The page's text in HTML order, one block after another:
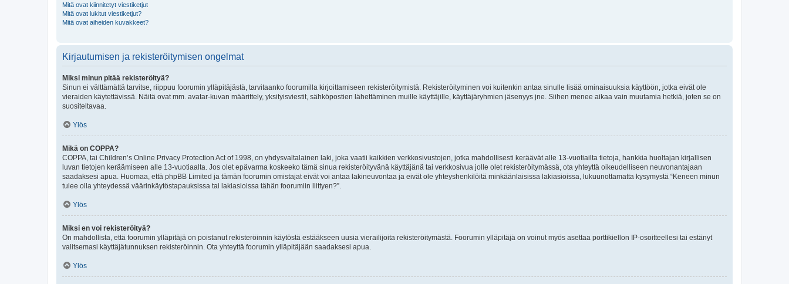
Mitä ovat kiinnitetyt viestiketjut
Mitä ovat lukitut viestiketjut?
Mitä ovat aiheiden kuvakkeet?
Kirjautumisen ja rekisteröitymisen ongelmat
Miksi minun pitää rekisteröityä?
Sinun ei välttämättä tarvitse, riippuu foorumin ylläpitäjästä, tarvitaanko foorumilla kirjoittamiseen rekisteröitymistä. Rekisteröityminen voi kuitenkin antaa sinulle lisää ominaisuuksia käyttöön, jotka eivät ole
vieraiden käytettävissä. Näitä ovat mm. avatar-kuvan määrittely, yksityisviestit, sähköpostien lähettäminen muille käyttäjille, käyttäjäryhmien jäsenyys jne. Siihen menee aikaa vain muutamia hetkiä, joten se on
suositeltavaa.
Ylös
Mikä on COPPA?
COPPA, tai Children’s Online Privacy Protection Act of 1998, on yhdysvaltalainen laki, joka vaatii kaikkien verkkosivustojen, jotka mahdollisesti keräävät alle 13-vuotiailta tietoja, hankkia huoltajan kirjallisen
luvan tietojen keräämiseen alle 13-vuotiaalta. Jos olet epävarma koskeeko tämä sinua rekisteröityvänä käyttäjänä tai verkkosivua jolle olet rekisteröitymässä, ota yhteyttä oikeudelliseen neuvonantajaan
saadaksesi apua. Huomaa, että phpBB Limited ja tämän foorumin omistajat eivät voi antaa lakineuvontaa ja eivät ole yhteyshenkilöitä minkäänlaisissa lakiasioissa, lukuunottamatta kysymystä “Keneen minun
tulee olla yhteydessä väärinkäytöstapauksissa tai lakiasioissa tähän foorumiin liittyen?”.
Ylös
Miksi en voi rekisteröityä?
On mahdollista, että foorumin ylläpitäjä on poistanut rekisteröinnin käytöstä estääkseen uusia vierailijoita rekisteröitymästä. Foorumin ylläpitäjä on voinut myös asettaa porttikiellon IP-osoitteellesi tai estänyt
valitsemasi käyttäjätunnuksen rekisteröinnin. Ota yhteyttä foorumin ylläpitäjään saadaksesi apua.
Ylös